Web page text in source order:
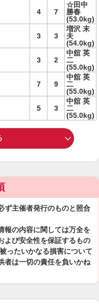
4 7
☆田中
勝春
(53.0kg)
3 3
増沢 末
夫
(54.0kg)
3 2
中舘 英
二
(55.0kg)
7 9
中舘 英
二
(55.0kg)
5 3
中舘 英
二
(55.0kg)
ず主催者発行のものと照合
報の内容に関しては万全を
よび安全性を保証するもの
ったいかなる損害について
者は一切の責任を負いかね